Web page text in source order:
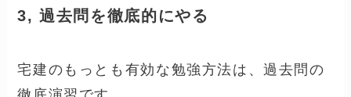
3, 過去問を徹底的にやる
宅建のもっとも有効な勉強方法は、過去問の